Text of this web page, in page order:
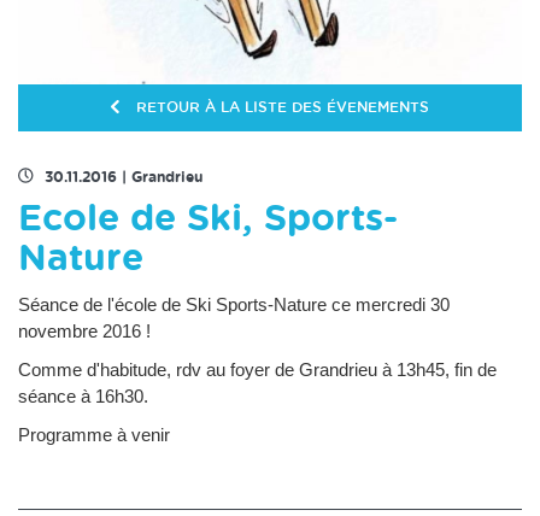
RETOUR À LA LISTE DES ÉVENEMENTS
30.11.2016 Grandrieu
Ecole de Ski, Sports-
Nature
Séance de l'école de Ski Sports-Nature ce mercredi 30
novembre 2016 !
Comme d'habitude, rdv au foyer de Grandrieu à 13h45, fin de
séance à 16h30.
Programme à venir